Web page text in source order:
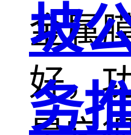
金属
好，
坡
务